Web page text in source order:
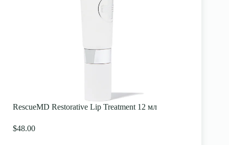
RescueMD Restorative Lip Treatment 12 мл
$48.00